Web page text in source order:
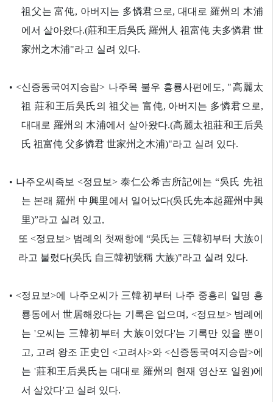
祖父는 富伅, 아버지는 多憐君으로, 대대로 羅州의 木浦
에서 살아왔다.(莊和王后吳氏 羅州人 祖富伅 夫多憐君 世
家州之木浦"라고 실려 있다.
• <신증동국여지승람> 나주목 불우 흥룡사편에도, "高麗太
祖 莊和王后吳氏의 祖父는 富伅, 아버지는 多憐君으로,
대대로 羅州의 木浦에서 살아왔다.(高麗太祖莊和王后吳
氏 祖富伅 父多憐君 世家州之木浦)"라고 실려 있다.
• 나주오씨족보 <정묘보> 泰仁公希吉所記에는 “吳氏 先祖
는 본래 羅州 中興里에서 일어났다(吳氏先本起羅州中興
里)”라고 실려 있고,
또 <정묘보> 범례의 첫째항에 “吳氏는 三韓初부터 大族이
라고 불렀다(吳氏 自三韓初號稱 大族)"라고 실려 있다.
• <정묘보>에 나주오씨가 三韓初부터 나주 중흥리 일명 흥
룡동에서 世居해왔다는 기록은 업으며, <정묘보> 범례에
는 '오씨는 三韓初부터 大族이었다'는 기록만 있을 뿐이
고, 고려 왕조 正史인 <고려사>와 <신증동국여지승람>에
는 '莊和王后吳氏는 대대로 羅州의 현재 영산포 일원)에
서 살았다'고 실려 있다.